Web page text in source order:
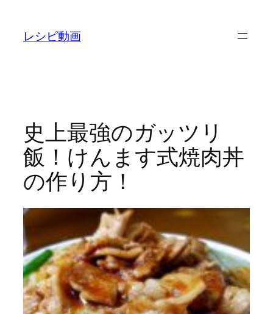
レシピ動画
史上最強のガッツリ
飯！けんます式焼肉丼
の作り方！